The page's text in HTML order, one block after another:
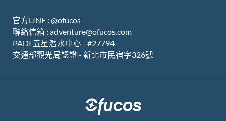
官方LINE : @ofucos
聯絡信箱 : adventure@ofucos.com
PADI 五星潛水中心 - #27794
交通部觀光局認證 - 新北市民宿字326號